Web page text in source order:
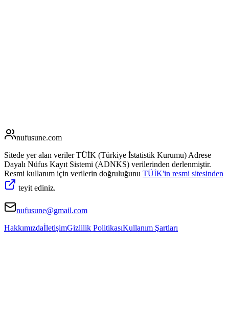
nufusune.com
Sitede yer alan veriler TÜİK (Türkiye İstatistik Kurumu) Adrese
Dayalı Nüfus Kayıt Sistemi (ADNKS) verilerinden derlenmiştir.
Resmi kullanım için verilerin doğruluğunu TÜİK'in resmi sitesinden
teyit ediniz.
nufusune@gmail.com
HakkımızdaİletişimGizlilik PolitikasıKullanım Şartları